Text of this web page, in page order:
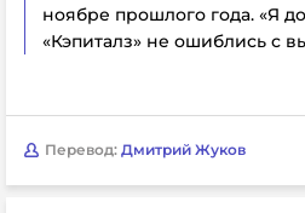
ноябре прошлого года. «Я
«Кэпиталз» не ошиблись с
Перевод: Дмитрий Жуков